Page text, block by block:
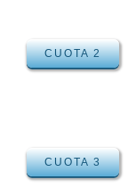
CUOTA 2
CUOTA 3